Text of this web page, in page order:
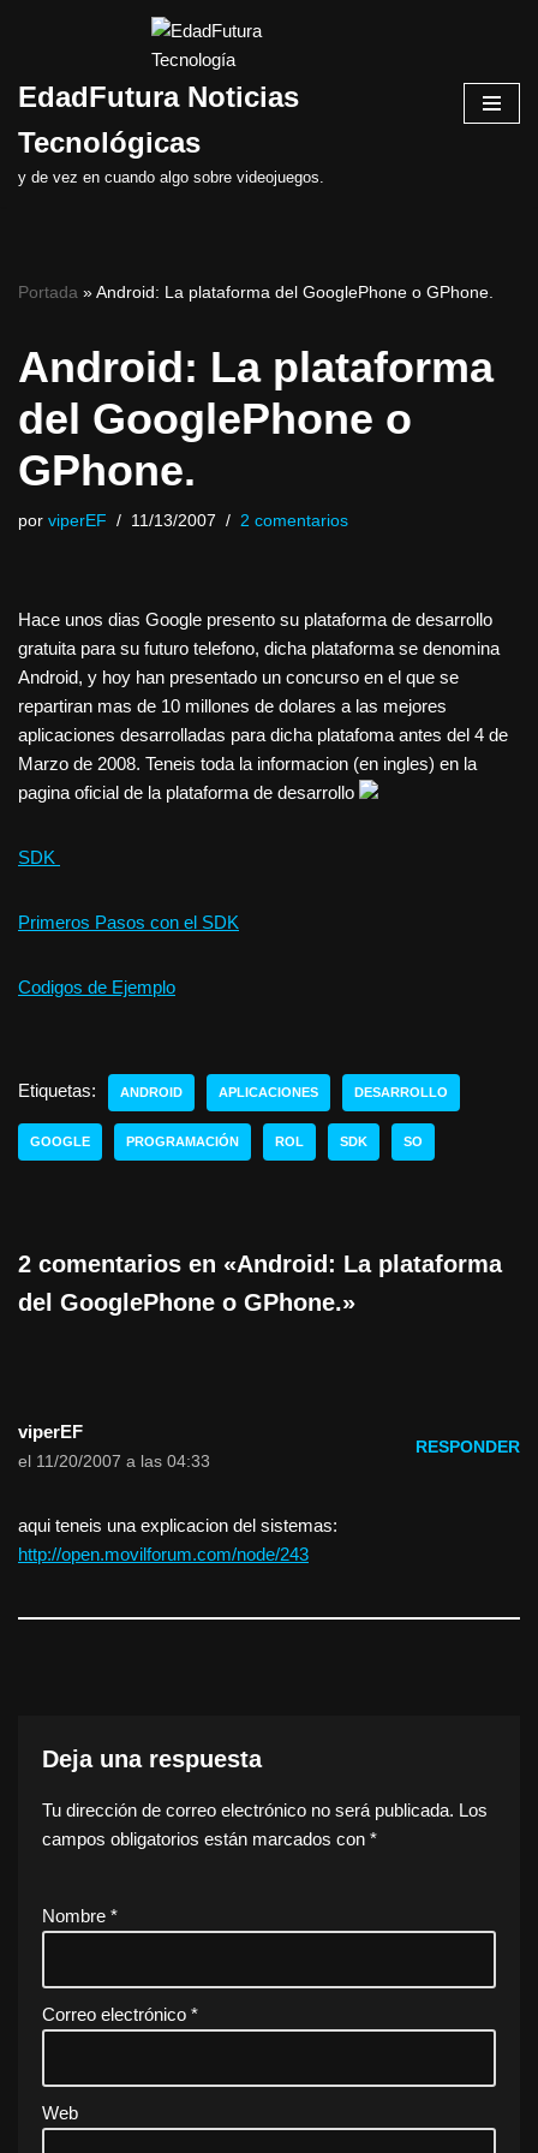
al
EdadFutura Noticias
Tecnológicas
y de vez en cuando algo sobre videojuegos.
Portada »Android: La plataforma del GooglePhone o GPhone.
Android: La plataforma
del GooglePhone o
GPhone.
por viperEF 11/13/2007 2 comentarios
Hace unos dias Google presento su plataforma de desarrollo
gratuita para su futuro telefono, dicha plataforma se denomina
Android, y hoy han presentado un concurso en el que se
repartiran mas de 10 millones de dolares a las mejores
aplicaciones desarrolladas para dicha platafoma antes del 4 de
Marzo de 2008. Teneis toda la informacion (en ingles) en la
pagina oficial de la plataforma de desarrollo
SDK
Primeros Pasos con el SDK
Codigos de Ejemplo
Etiquetas: ANDROID APLICACIONES DESARROLLO
GOOGLE PROGRAMACIÓN ROL SDK SO
2 comentarios en «Android: La plataforma
del GooglePhone o GPhone.»
viperEF
el 11/20/2007 a las 04:33
RESPONDER
aqui teneis una explicacion del sistemas:
http://open.movilforum.com/node/243
Deja una respuesta
Tu dirección de correo electrónico no será publicada. Los
campos obligatorios están marcados con *
Nombre *
Correo electrónico *
Web